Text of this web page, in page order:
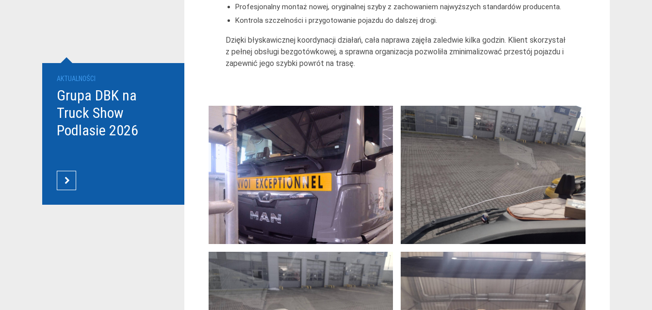
AKTUALNOŚCI
Grupa DBK na
Truck Show
Podlasie 2026
CZYTAJ WIĘCEJ
Profesjonalny montaż nowej, oryginalnej szyby z zachowaniem najwyższych standardów producenta.
Kontrola szczelności i przygotowanie pojazdu do dalszej drogi.
Dzięki błyskawicznej koordynacji działań, cała naprawa zajęła zaledwie kilka godzin. Klient skorzystał
z pełnej obsługi bezgotówkowej, a sprawna organizacja pozwoliła zminimalizować przestój pojazdu i
zapewnić jego szybki powrót na trasę.